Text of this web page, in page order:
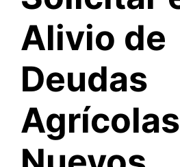
Alivio de
Deudas